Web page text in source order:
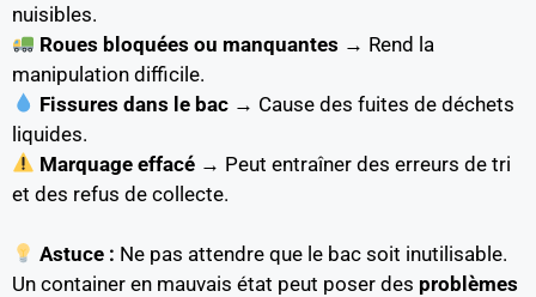
nuisibles.
Roues bloquées ou manquantes → Rend la
manipulation difficile.
Fissures dans le bac → Cause des fuites de déchets
liquides.
Marquage effacé → Peut entraîner des erreurs de tri
et des refus de collecte.
Astuce : Ne pas attendre que le bac soit inutilisable.
Un container en mauvais état peut poser des problèmes